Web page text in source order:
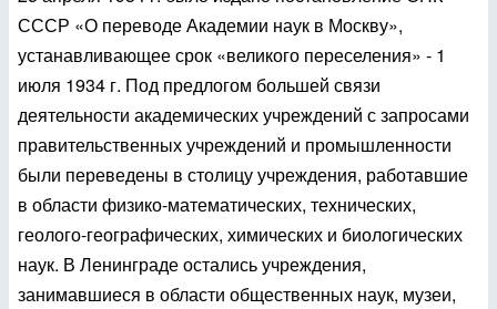
СССР «О переводе Академии наук в Москву»,
устанавливающее срок «великого переселения» - 1
июля 1934 г. Под предлогом большей связи
деятельности академических учреждений с запросами
правительственных учреждений и промышленности
были переведены в столицу учреждения, работавшие
в области физико-математических, технических,
геолого-географических, химических и биологических
наук. В Ленинграде остались учреждения,
занимавшиеся в области общественных наук, музеи,